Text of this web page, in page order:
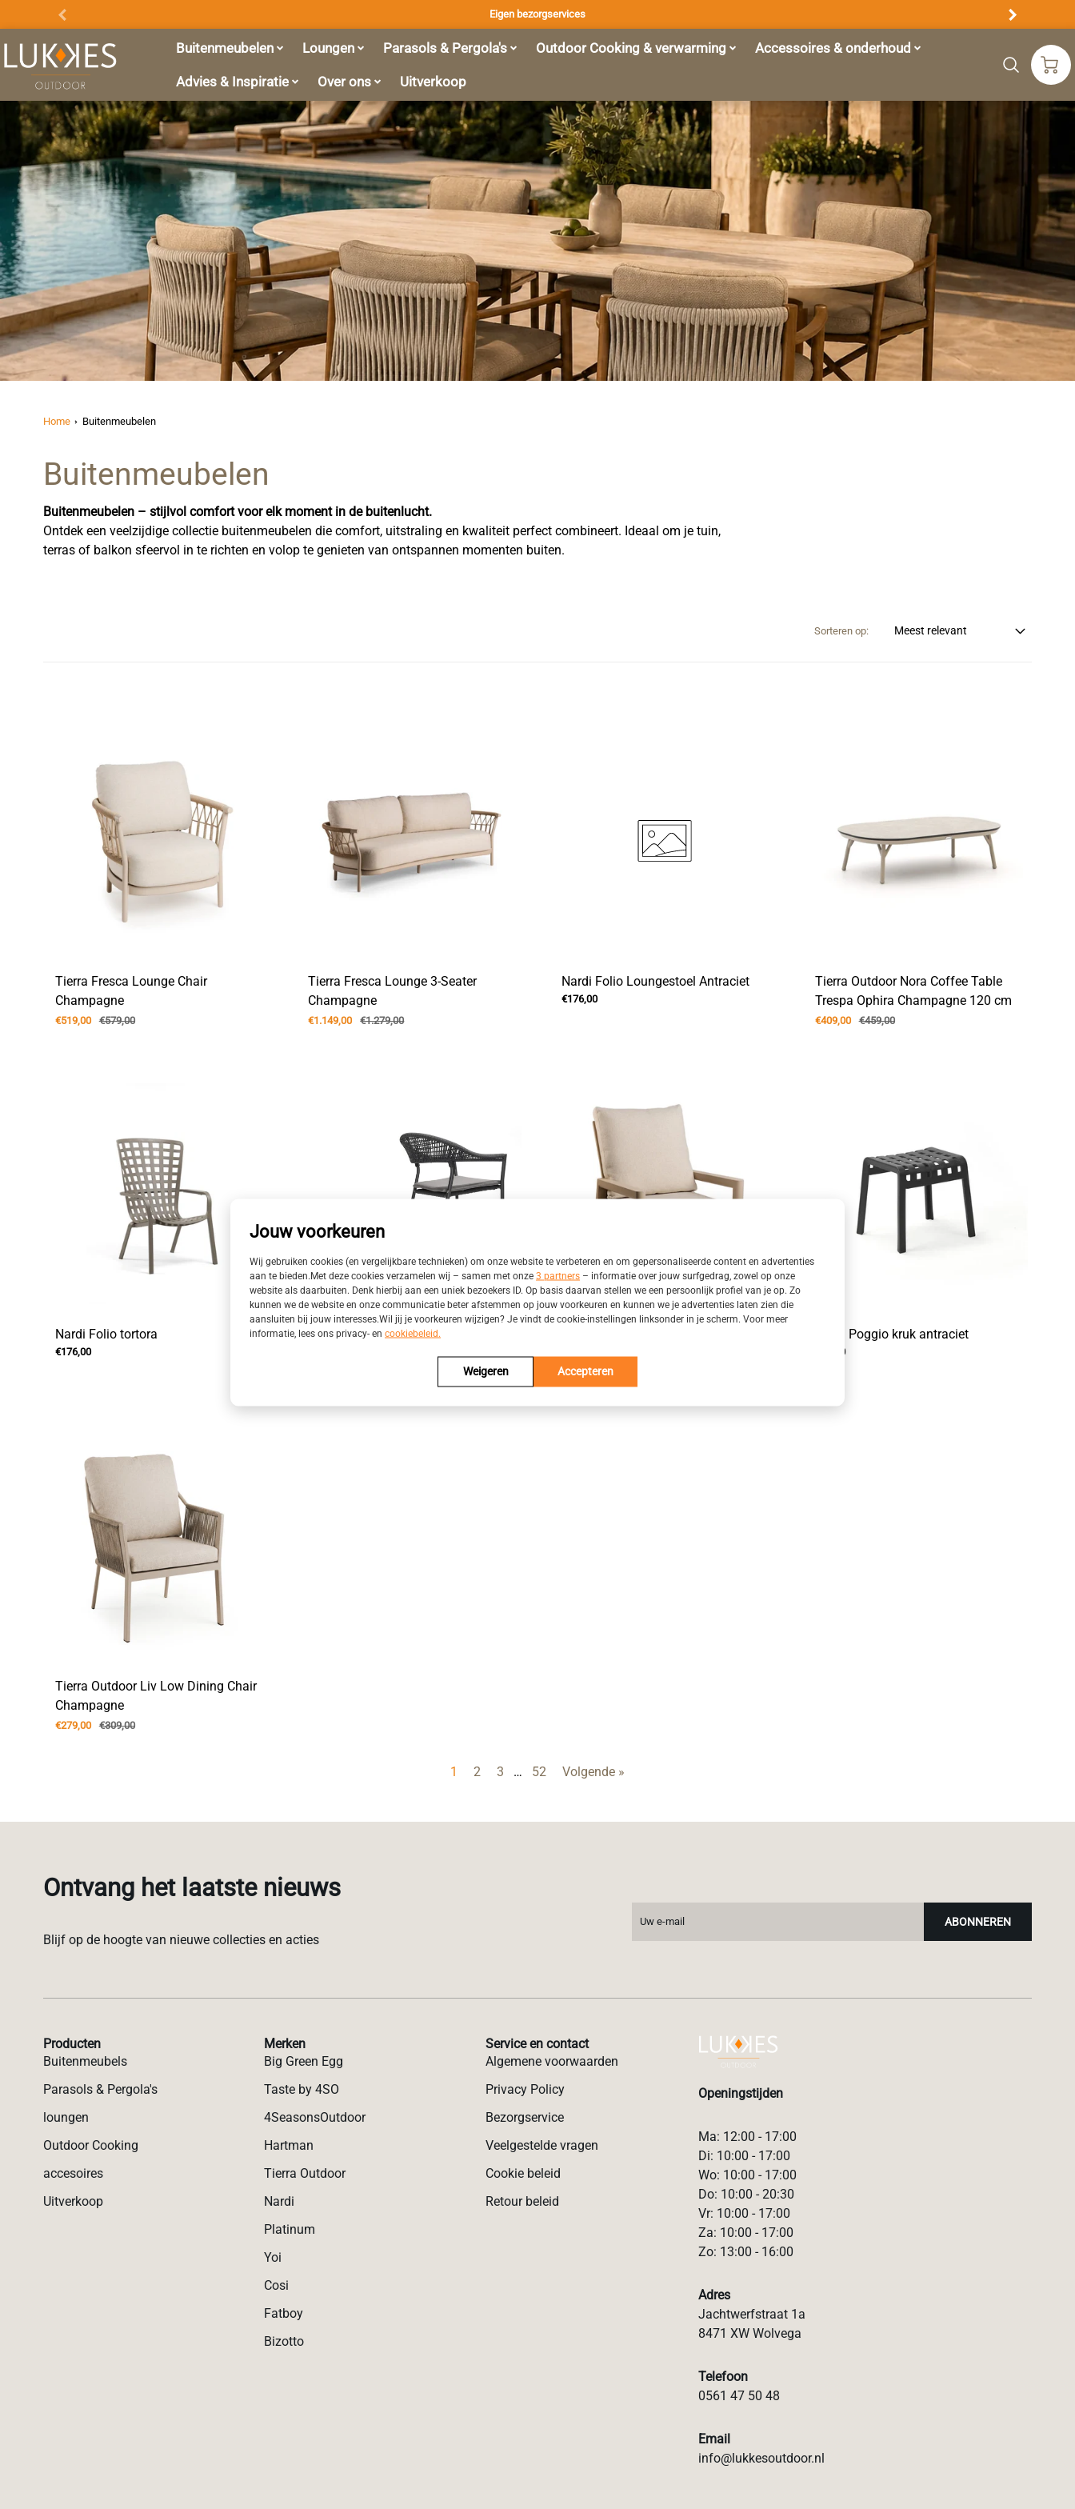
Jouw voorkeuren
Wij gebruiken cookies (en vergelijkbare technieken) om onze website te verbeteren en om gepersonaliseerde content en advertenties
aan te bieden.Met deze cookies verzamelen wij – samen met onze 3 partners – informatie over jouw surfgedrag, zowel op onze
website als daarbuiten. Denk hierbij aan een uniek bezoekers ID. Op basis daarvan stellen we een persoonlijk profiel van je op. Zo
kunnen we de website en onze communicatie beter afstemmen op jouw voorkeuren en kunnen we je advertenties laten zien die
aansluiten bij jouw interesses.Wil jij je voorkeuren wijzigen? Je vindt de cookie-instellingen linksonder in je scherm. Voor meer
informatie, lees ons privacy- en cookiebeleid.
Weigeren Accepteren
Promo
Balk
Eigen bezorgservices
Buitenmeubelen Loungen Parasols & Pergola's Outdoor Cooking & verwarming Accessoires & onderhoud
Advies & Inspiratie Over ons Uitverkoop
Home Buitenmeubelen
Buitenmeubelen
Buitenmeubelen – stijlvol comfort voor elk moment in de buitenlucht.
Ontdek een veelzijdige collectie buitenmeubelen die comfort, uitstraling en kwaliteit perfect combineert. Ideaal om je tuin,
terras of balkon sfeervol in te richten en volop te genieten van ontspannen momenten buiten.
Sorteren op:
Tierra Fresca Lounge Chair
Champagne
€519,00 €579,00
Tierra Fresca Lounge 3-Seater
Champagne
€1.149,00 €1.279,00
Nardi Folio Loungestoel Antraciet
€176,00
Tierra Outdoor Nora Coffee Table
Trespa Ophira Champagne 120 cm
€409,00 €459,00
Nardi Folio tortora
€176,00
Taste 4SO Sienna stapelbare dining
stoel antraciet incl. kussen
Champagne
€509,00 €569,00
Nardi Poggio kruk antraciet
€69,00
Tierra Outdoor Liv Low Dining Chair
Champagne
€279,00 €309,00
1 2 3 … 52 Volgende »
Ontvang het laatste nieuws
Blijf op de hoogte van nieuwe collecties en acties
ABONNEREN
Producten
Buitenmeubels
Parasols & Pergola's
loungen
Outdoor Cooking
accesoires
Uitverkoop
Merken
Big Green Egg
Taste by 4SO
4SeasonsOutdoor
Hartman
Tierra Outdoor
Nardi
Platinum
Yoi
Cosi
Fatboy
Bizotto
Service en contact
Algemene voorwaarden
Privacy Policy
Bezorgservice
Veelgestelde vragen
Cookie beleid
Retour beleid
Openingstijden
Ma: 12:00 - 17:00
Di: 10:00 - 17:00
Wo: 10:00 - 17:00
Do: 10:00 - 20:30
Vr: 10:00 - 17:00
Za: 10:00 - 17:00
Zo: 13:00 - 16:00
Adres
Jachtwerfstraat 1a
8471 XW Wolvega
Telefoon
0561 47 50 48
Email
info@lukkesoutdoor.nl